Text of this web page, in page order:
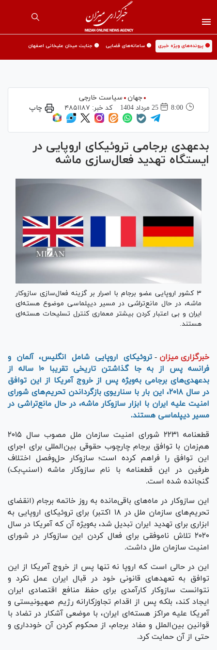
🟡 پرونده‌های ویژه خبری 🟡 سامانه‌های قضایی 🟡 جنایت میدان علیخانی اصفهان
جهان
سیاست خارجی
8:00
25 مرداد 1404 کد خبر: ۴۸۵۱۱۸۷ چاپ
بدعهدی برجامی تروئیکای اروپایی در
ایستگاه تهدید فعال‌سازی ماشه
۳ کشور اروپایی عضو برجام با اصرار بر گزینه فعال‌سازی سازوکار
ماشه، در حال مانع‌تراشی در مسیر دیپلماسی موضوع هسته‌ای
ایران و بی اعتبار کردن بیشتر معماری کنترل تسلیحات هسته‌ای
هستند.
خبرگزاری میزان - تروئیکای اروپایی شامل انگلیس، آلمان و
فرانسه پس از به جا گذاشتن تاریخی تقریبا ۱۰ ساله از
بدعهدی‌های برجامی به‌ویژه پس از خروج آمریکا از این توافق
در سال ۲۰۱۸، این بار با سناریوی بازگرداندن تحریم‌های شورای
امنیت علیه ایران با ابزار سازوکار ماشه، در حال مانع‌تراشی در
مسیر دیپلماسی هستند.
قطعنامه ۲۲۳۱ شورای امنیت سازمان ملل مصوب سال ۲۰۱۵
هم‌زمان با توافق برجام چارچوب حقوقی بین‌المللی برای اجرای
این توافق را فراهم کرده است؛ سازوکار حل‌و‌فصل اختلاف
طرفین در این قطعنامه با نام سازوکار ماشه (اسنپ‌بک)
گنجانده شده است.
این سازوکار در ماه‌های باقی‌مانده به روز خاتمه برجام (انقضای
تحریم‌های سازمان ملل در ۱۸ اکتبر) برای تروئیکای اروپایی به
ابزاری برای تهدید ایران تبدیل شد، به‌ویژه آن که آمریکا در سال
۲۰۲۰ تلاش ناموفقی برای فعال کردن این سازوکار در شورای
امنیت سازمان ملل داشت.
این در حالی است که اروپا نه تنها پس از خروج آمریکا از این
توافق به تعهد‌های قانونی خود در قبال ایران عمل نکرد و
نتوانست سازوکار کارآمدی برای حفظ منافع اقتصادی ایران
ایجاد کند، بلکه پس از اقدام تجاوزکارانه رژیم صهیونیستی و
آمریکا علیه مراکز هسته‌ای ایران، با موضعی آشکار در تضاد با
قوانین بین‌الملل و مفاد برجام، از محکوم کردن آن خودداری و
حتی از آن حمایت کرد.